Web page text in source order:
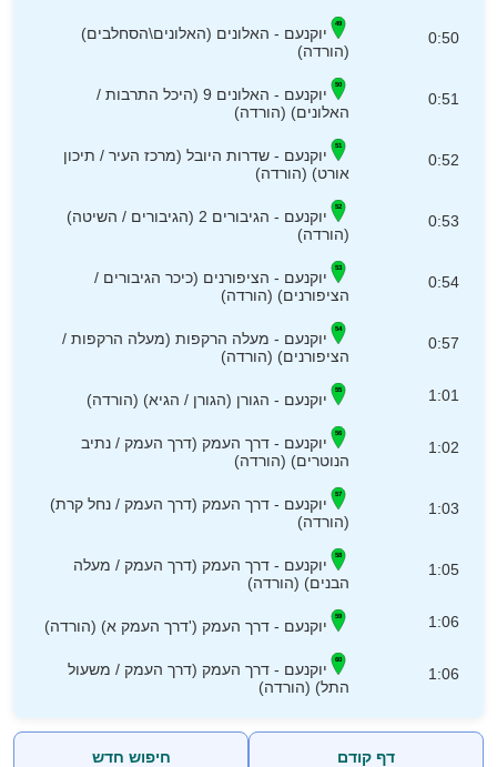
0:50
יוקנעם - האלונים (האלונים\הסחלבים)
(הורדה)
0:51
יוקנעם - האלונים 9 (היכל התרבות /
האלונים) (הורדה)
0:52
יוקנעם - שדרות היובל (מרכז העיר / תיכון
אורט) (הורדה)
0:53
יוקנעם - הגיבורים 2 (הגיבורים / השיטה)
(הורדה)
0:54
יוקנעם - הציפורנים (כיכר הגיבורים /
הציפורנים) (הורדה)
0:57
יוקנעם - מעלה הרקפות (מעלה הרקפות /
הציפורנים) (הורדה)
1:01 יוקנעם - הגורן (הגורן / הגיא) (הורדה)
1:02
יוקנעם - דרך העמק (דרך העמק / נתיב
הנוטרים) (הורדה)
1:03
יוקנעם - דרך העמק (דרך העמק / נחל קרת)
(הורדה)
1:05
יוקנעם - דרך העמק (דרך העמק / מעלה
הבנים) (הורדה)
1:06 יוקנעם - דרך העמק ('דרך העמק א) (הורדה)
1:06
יוקנעם - דרך העמק (דרך העמק / משעול
התל) (הורדה)
דף קודם חיפוש חדש